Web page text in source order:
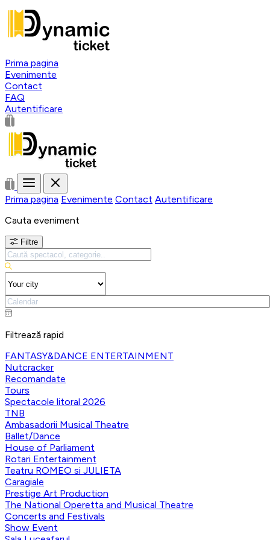
Prima pagina
Evenimente
Contact
FAQ
Autentificare
Prima pagina Evenimente Contact Autentificare
Cauta eveniment
Filtre
Filtrează rapid
FANTASY&DANCE ENTERTAINMENT
Nutcracker
Recomandate
Tours
Spectacole litoral 2026
TNB
Ambasadorii Musical Theatre
Ballet/Dance
House of Parliament
Rotari Entertainment
Teatru ROMEO si JULIETA
Caragiale
Prestige Art Production
The National Operetta and Musical Theatre
Concerts and Festivals
Show Event